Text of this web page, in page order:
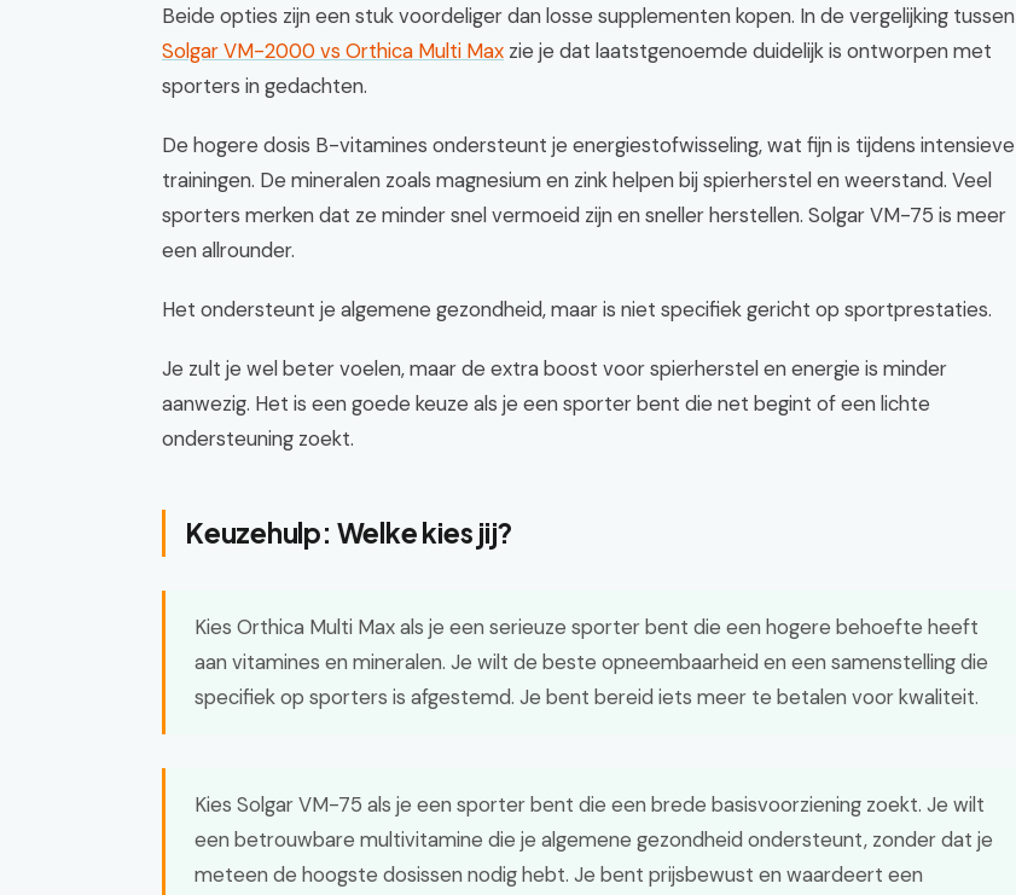
Beide opties zijn een stuk voordeliger dan losse supplementen kopen. In de vergelijking tussen
Solgar VM-2000 vs Orthica Multi Max zie je dat laatstgenoemde duidelijk is ontworpen met
sporters in gedachten.
De hogere dosis B-vitamines ondersteunt je energiestofwisseling, wat fijn is tijdens intensieve
trainingen. De mineralen zoals magnesium en zink helpen bij spierherstel en weerstand. Veel
sporters merken dat ze minder snel vermoeid zijn en sneller herstellen. Solgar VM-75 is meer
een allrounder.
Het ondersteunt je algemene gezondheid, maar is niet specifiek gericht op sportprestaties.
Je zult je wel beter voelen, maar de extra boost voor spierherstel en energie is minder
aanwezig. Het is een goede keuze als je een sporter bent die net begint of een lichte
ondersteuning zoekt.
Keuzehulp: Welke kies jij?
Kies Orthica Multi Max als je een serieuze sporter bent die een hogere behoefte heeft
aan vitamines en mineralen. Je wilt de beste opneembaarheid en een samenstelling die
specifiek op sporters is afgestemd. Je bent bereid iets meer te betalen voor kwaliteit.
Kies Solgar VM-75 als je een sporter bent die een brede basisvoorziening zoekt. Je wilt
een betrouwbare multivitamine die je algemene gezondheid ondersteunt, zonder dat je
meteen de hoogste dosissen nodig hebt. Je bent prijsbewust en waardeert een